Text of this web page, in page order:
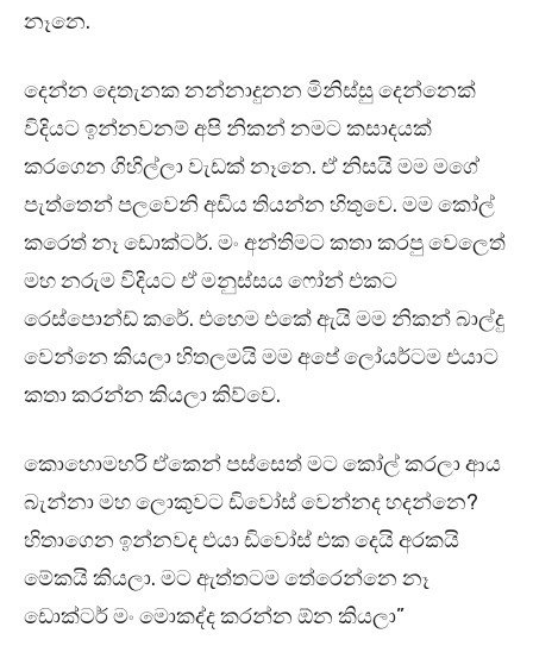
නෑනෙ.
දෙන්න දෙතැනක නන්නාදුනන මිනිස්සු දෙන්නෙක්
විදියට ඉන්නවනම් අපි නිකන් නමට කසාදයක්
කරගෙන ගිහිල්ලා වැඩක් නෑනෙ. ඒ නිසයි මම මගේ
පැත්තෙන් පලවෙනි අඩිය තියන්න හිතුවෙ. මම කෝල්
කරෙත් නෑ ඩොක්ටර්. මං අන්තිමට කතා කරපු වෙලෙත්
මහ නරුම විදියට ඒ මනුස්සය ෆෝන් එකට
රෙස්පොන්ඩ් කරේ. එහෙම එකේ ඇයි මම නිකන් බාල්දු
වෙන්නෙ කියලා හිතලමයි මම අපේ ලෝයර්ටම එයාට
කතා කරන්න කියලා කිව්වෙ.
කොහොමහරි ඒකෙන් පස්සෙත් මට කෝල් කරලා ආය
බැන්නා මහ ලොකුවට ඩිවෝස් වෙන්නද හදන්නෙ?
හිතාගෙන ඉන්නවද එයා ඩිවෝස් එක දෙයි අරකයි
මේකයි කියලා. මට ඇත්තටම තේරෙන්නෙ නෑ
ඩොක්ටර් මං මොකද්ද කරන්න ඕන කියලා”